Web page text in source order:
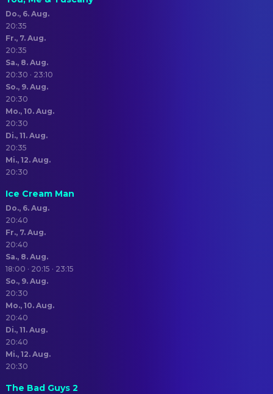
Do., 6. Aug.
20:35
Fr., 7. Aug.
20:35
Sa., 8. Aug.
20:30 · 23:10
So., 9. Aug.
20:30
Mo., 10. Aug.
20:30
Di., 11. Aug.
20:35
Mi., 12. Aug.
20:30
Ice Cream Man
Do., 6. Aug.
20:40
Fr., 7. Aug.
20:40
Sa., 8. Aug.
18:00 · 20:15 · 23:15
So., 9. Aug.
20:30
Mo., 10. Aug.
20:40
Di., 11. Aug.
20:40
Mi., 12. Aug.
20:30
The Bad Guys 2